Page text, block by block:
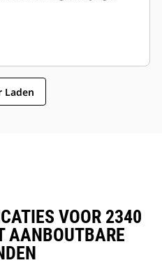
Laden
VOOR 2340
AANBOUTBARE